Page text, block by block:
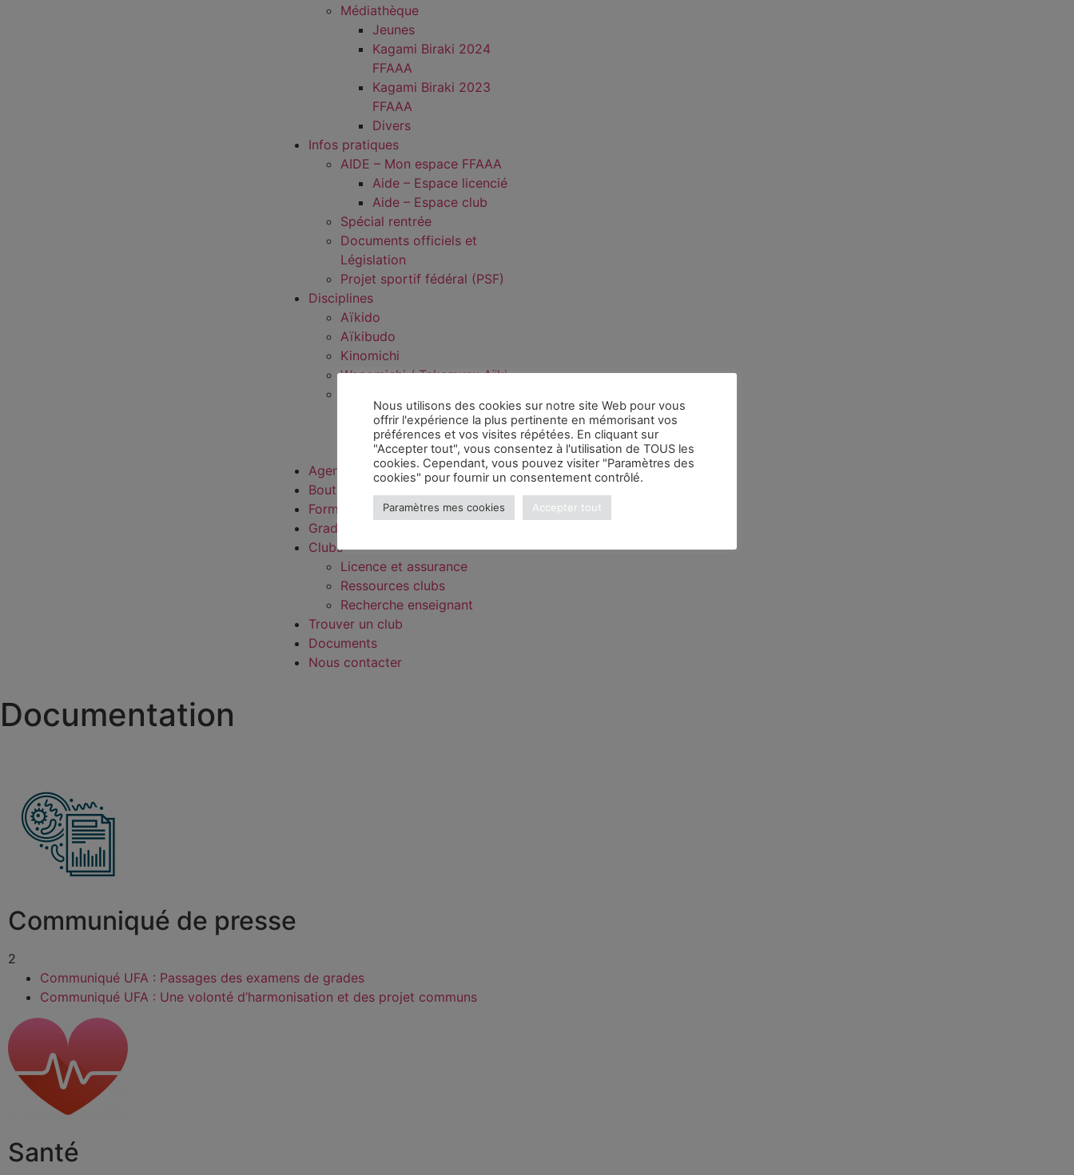
Médiathèque
Jeunes
Kagami Biraki 2024
FFAAA
Kagami Biraki 2023
FFAAA
Divers
Infos pratiques
AIDE – Mon espace FFAAA
Aide – Espace licencié
Aide – Espace club
Spécial rentrée
Documents officiels et
Législation
Projet sportif fédéral (PSF)
Disciplines
Aïkido
Aïkibudo
Kinomichi
Wanomichi / Takemusu Aïki
Présentation SBBE
Clubs référencés
FAQ
Agenda
Boutique
Formations
Grades
Clubs
Licence et assurance
Ressources clubs
Recherche enseignant
Trouver un club
Documents
Nous contacter
Documentation
Communiqué de presse
2
Communiqué UFA : Passages des examens de grades
Communiqué UFA : Une volonté d’harmonisation et des projet communs
Santé
Nous utilisons des cookies sur notre site Web pour vous
offrir l'expérience la plus pertinente en mémorisant vos
préférences et vos visites répétées. En cliquant sur
"Accepter tout", vous consentez à l'utilisation de TOUS les
cookies. Cependant, vous pouvez visiter "Paramètres des
cookies" pour fournir un consentement contrôlé.
Paramètres mes cookies Accepter tout